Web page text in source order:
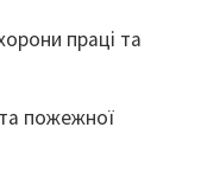
праці та
пожежної